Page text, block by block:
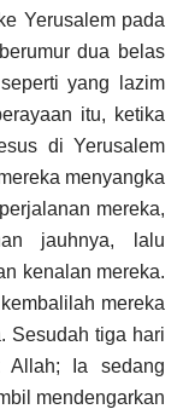
Yerusalem pada
dua belas
yang lazim
itu, ketika
di Yerusalem
menyangka
mereka,
jauhnya, lalu
kenalan mereka.
mereka
Sesudah tiga hari
Allah; Ia sedang
mendengarkan